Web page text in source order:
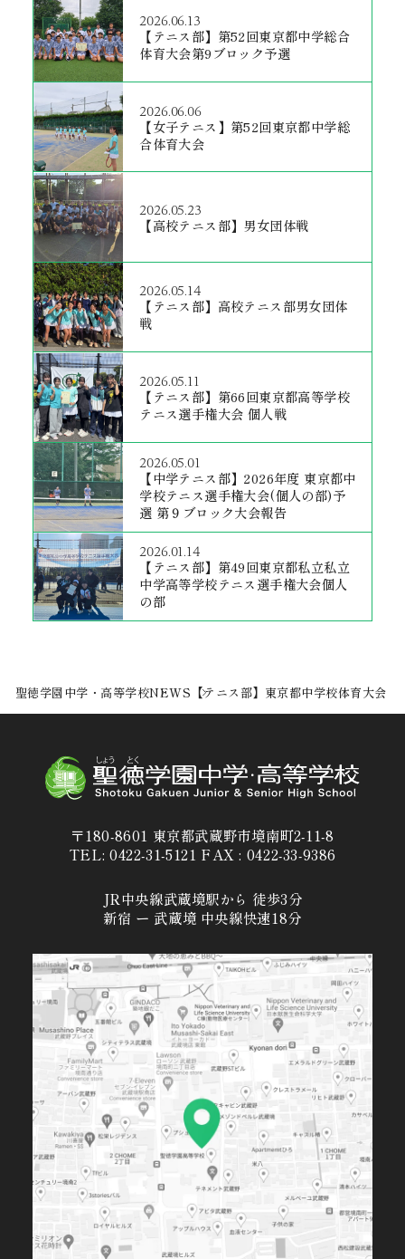
2026.06.13
【テニス部】第52回東京都中学総合
体育大会第9ブロック予選
2026.06.06
【女子テニス】第52回東京都中学総
合体育大会
2026.05.23
【高校テニス部】男女団体戦
2026.05.14
【テニス部】高校テニス部男女団体
戦
2026.05.11
【テニス部】第66回東京都高等学校
テニス選手権大会 個人戦
2026.05.01
【中学テニス部】2026年度 東京都中
学校テニス選手権大会(個人の部)予
選 第９ブロック大会報告
2026.01.14
【テニス部】第49回東京都私立私立
中学高等学校テニス選手権大会個人
の部
聖徳学園中学・高等学校NEWS 【テニス部】東京都中学校体育大会
〒180-8601 東京都武蔵野市境南町2-11-8
TEL: 0422-31-5121 FAX : 0422-33-9386
JR中央線武蔵境駅から 徒歩3分
新宿 ー 武蔵境 中央線快速18分